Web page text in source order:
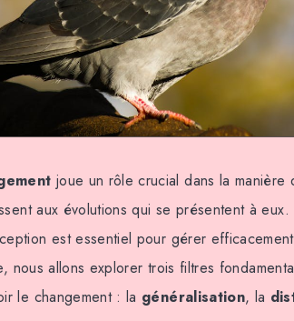
joue un rôle crucial dans la manière
aux évolutions qui se présentent à
est essentiel pour gérer
nous allons explorer trois filtres
le changement : la généralisation, la